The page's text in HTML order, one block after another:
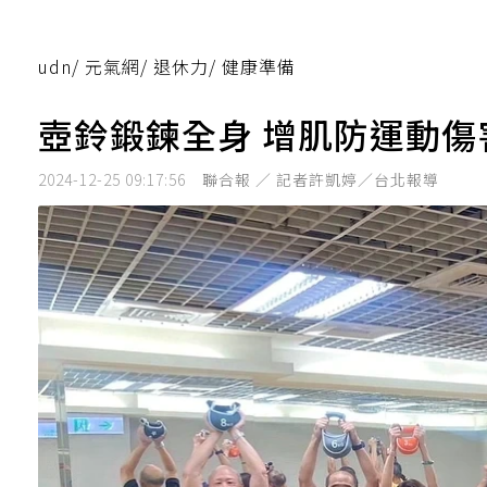
udn/ 元氣網/ 退休力/ 健康準備
壺鈴鍛鍊全身 增肌防運動
2024-12-25 09:17:56 聯合報 ／ 記者許凱婷／台北報導